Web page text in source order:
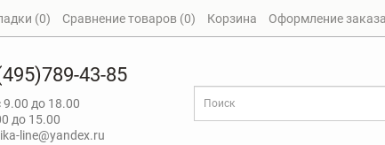
(0) Сравнение товаров (0) Корзина Оформление заказа
43-85
9.00 до 18.00
до 15.00
line@yandex.ru